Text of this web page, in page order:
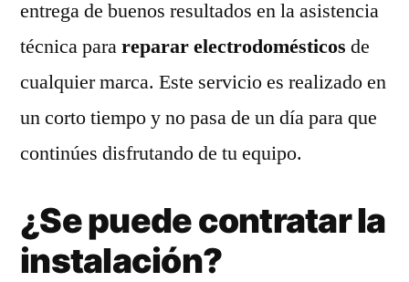
entrega de buenos resultados en la asistencia
técnica parareparar electrodomésticos de
cualquier marca. Este servicio es realizado en
un corto tiempo y no pasa de un día para que
continúes disfrutando de tu equipo.
¿Se puede contratar la
instalación?